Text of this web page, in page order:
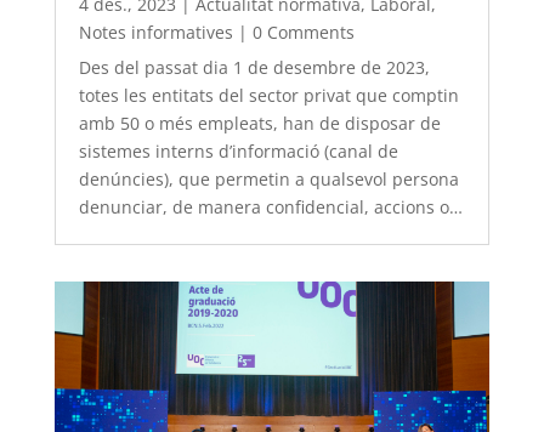
Notes informatives | 0 Comments
Des del passat dia 1 de desembre de 2023,
totes les entitats del sector privat que comptin
amb 50 o més empleats, han de disposar de
sistemes interns d’informació (canal de
denúncies), que permetin a qualsevol persona
denunciar, de manera confidencial, accions o…